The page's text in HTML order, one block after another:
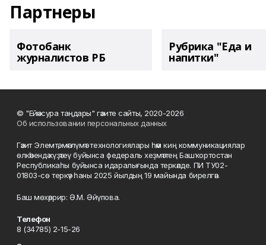
Партнеры
Фотобанк
журналистов РБ
Рубрика "Еда и
напитки"
© "Ейәнсура таңдары" гәзите сайты, 2020-2026
Об использовании персональных данных
Гәзит Элемтә, мәғлүмәт технологиялары һәм киң коммуникациялар
өлкәһендә күҙәтеү буйынса федераль хеҙмәттең Башҡортостан
Республикаһы буйынса идаралығында теркәлде. ПИ ТУ02-
01803-сө теркәү һаны 2025 йылдың 19 майында бирелгән.
Баш мөхәррир: Ә.М. Әйүпова.
Телефон
8 (34785) 2-15-26